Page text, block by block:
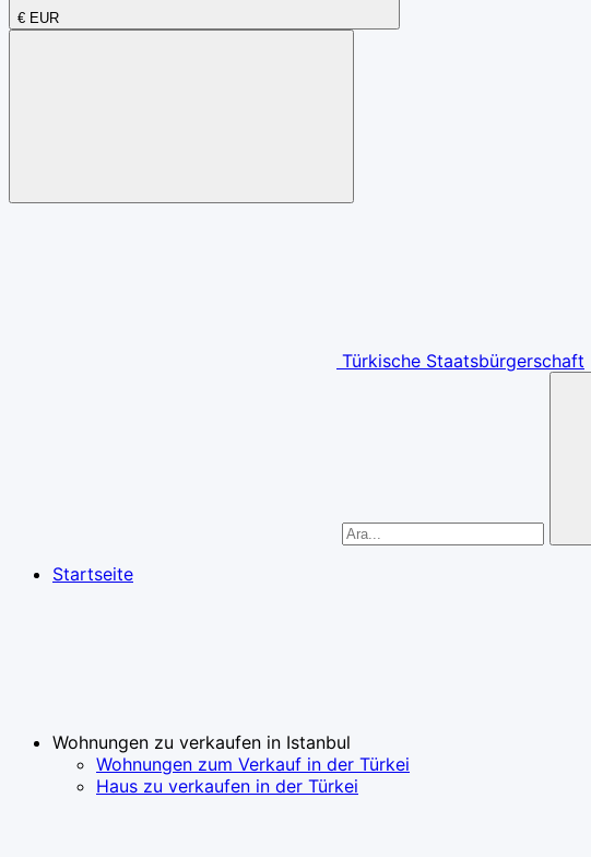
€ EUR
Türkische Staatsbürgerschaft
Startseite
Wohnungen zu verkaufen in Istanbul
Wohnungen zum Verkauf in der Türkei
Haus zu verkaufen in der Türkei